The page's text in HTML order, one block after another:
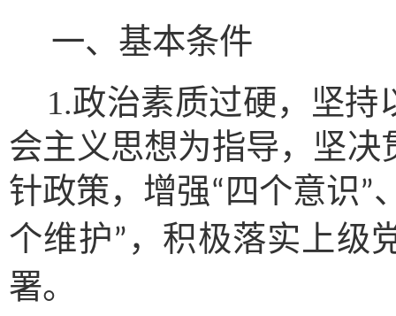
一、基本条件
1.政治素质过硬，坚
会主义思想为指导，坚
针政策，增强“ 四个意识”
个维护” ，积极落实上级
署。